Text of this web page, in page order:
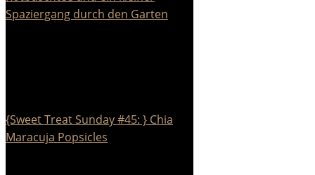
Spaziergang durch den Garten
{Sweet Treat Sunday #45: } Chia
Maracuja Popsicles